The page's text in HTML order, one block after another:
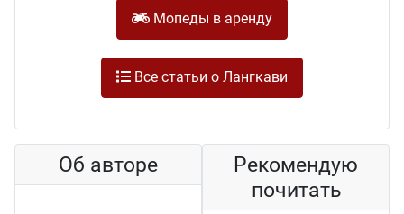
Мопеды в аренду
Все статьи о Лангкави
Об авторе
Рекомендую
почитать